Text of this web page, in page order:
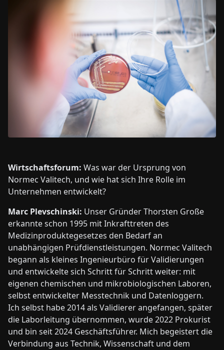
Wirtschaftsforum: Was war der Ursprung von
Normec Valitech, und wie hat sich Ihre Rolle im
Unternehmen entwickelt?
Marc Plevschinski: Unser Gründer Thorsten Große
erkannte schon 1995 mit Inkrafttreten des
Medizinproduktegesetzes den Bedarf an
unabhängigen Prüfdienstleistungen. Normec Valitech
begann als kleines Ingenieurbüro für Validierungen
und entwickelte sich Schritt für Schritt weiter: mit
eigenen chemischen und mikrobiologischen Laboren,
selbst entwickelter Messtechnik und Datenloggern.
Ich selbst habe 2014 als Validierer angefangen, später
die Laborleitung übernommen, wurde 2022 Prokurist
und bin seit 2024 Geschäftsführer. Mich begeistert die
Verbindung aus Technik, Wissenschaft und dem